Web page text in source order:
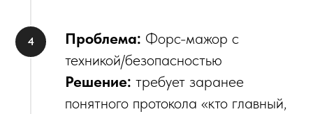
Проблема: Форс-мажор с
техникой/безопасностью
Решение: требует заранее
понятного протокола «кто главный,